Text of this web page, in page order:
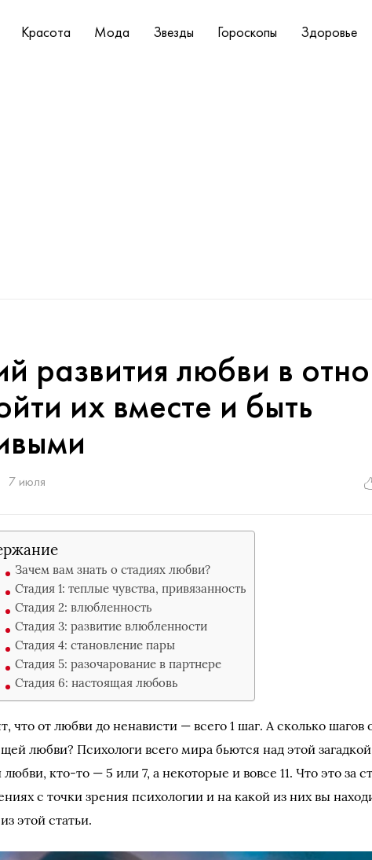
Красота Мода Звезды Гороскопы Здоровье
развития любви в
их вместе и быть
7 июля
Зачем вам знать о стадиях любви?
Стадия 1: теплые чувства, привязанность
Стадия 2: влюбленность
Стадия 3: развитие влюбленности
Стадия 4: становление пары
Стадия 5: разочарование в партнере
Стадия 6: настоящая любовь
что от любви до ненависти — всего 1 шаг. А сколько
любви? Психологи всего мира бьются над этой
любви, кто-то — 5 или 7, а некоторые и вовсе 11. Что это за
с точки зрения психологии и на какой из них вы
этой статьи.